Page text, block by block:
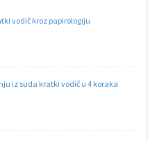
vodič kroz papirologiju
iz suda kratki vodič u 4 koraka